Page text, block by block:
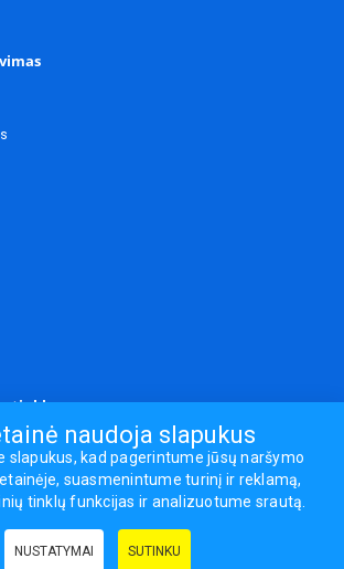
tinkluose
prekės, maisto papildai - erasportas.lt © 2026
naudoja slapukus
slapukus, kad pagerintume jūsų naršymo
suasmenintume turinį ir reklamą,
tinklų funkcijas ir analizuotume srautą.
NUSTATYMAI SUTINKU